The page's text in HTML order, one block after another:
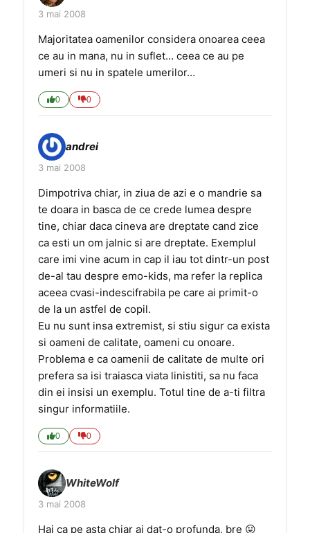
3 mai 2008
Majoritatea oamenilor considera onoarea ceea
ce au in mana, nu in suflet… ceea ce au pe
umeri si nu in spatele umerilor…
0 0
andrei
3 mai 2008
Dimpotriva chiar, in ziua de azi e o mandrie sa
te doara in basca de ce crede lumea despre
tine, chiar daca cineva are dreptate cand zice
ca esti un om jalnic si are dreptate. Exemplul
care imi vine acum in cap il iau tot dintr-un post
de-al tau despre emo-kids, ma refer la replica
aceea cvasi-indescifrabila pe care ai primit-o
de la un astfel de copil.
Eu nu sunt insa extremist, si stiu sigur ca exista
si oameni de calitate, oameni cu onoare.
Problema e ca oamenii de calitate de multe ori
prefera sa isi traiasca viata linistiti, sa nu faca
din ei insisi un exemplu. Totul tine de a-ti filtra
singur informatiile.
0 0
WhiteWolf
3 mai 2008
Hai ca pe asta chiar ai dat-o profunda, bre 😛